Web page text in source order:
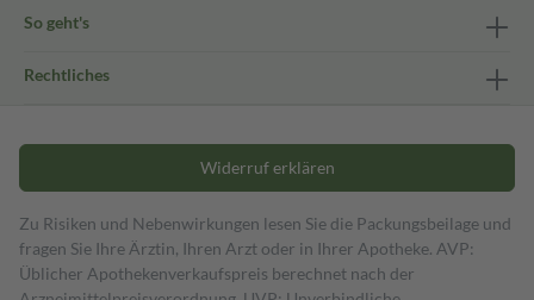
So geht's
Rechtliches
Widerruf erklären
Zu Risiken und Nebenwirkungen lesen Sie die Packungsbeilage und
fragen Sie Ihre Ärztin, Ihren Arzt oder in Ihrer Apotheke. AVP:
Üblicher Apothekenverkaufspreis berechnet nach der